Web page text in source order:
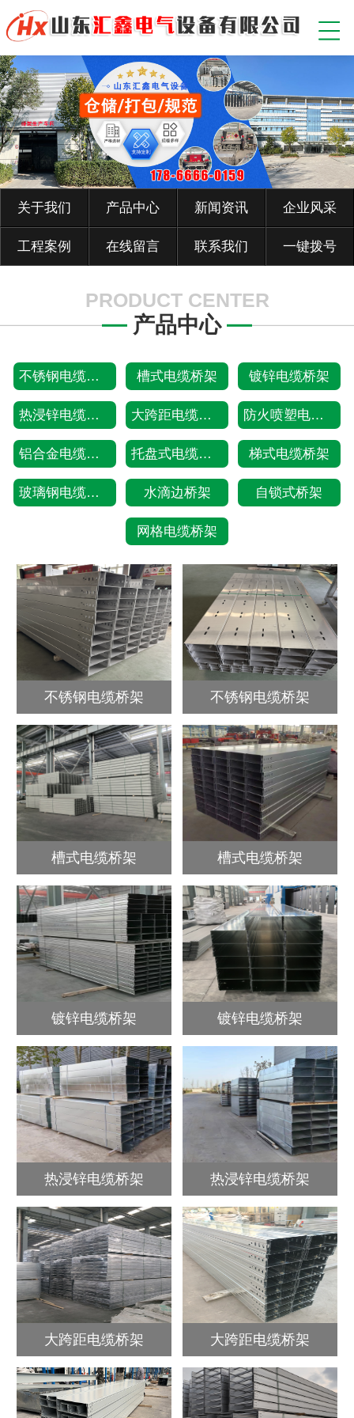
关于我们 产品中心 新闻资讯 企业风采
工程案例 在线留言 联系我们 一键拨号
PRODUCT CENTER
产品中心
不锈钢电缆桥架 槽式电缆桥架 镀锌电缆桥架
热浸锌电缆桥架 大跨距电缆桥架 防火喷塑电缆桥架
铝合金电缆桥架 托盘式电缆桥架 梯式电缆桥架
玻璃钢电缆桥架 水滴边桥架 自锁式桥架
网格电缆桥架
不锈钢电缆桥架 不锈钢电缆桥架
槽式电缆桥架 槽式电缆桥架
镀锌电缆桥架 镀锌电缆桥架
热浸锌电缆桥架 热浸锌电缆桥架
大跨距电缆桥架 大跨距电缆桥架